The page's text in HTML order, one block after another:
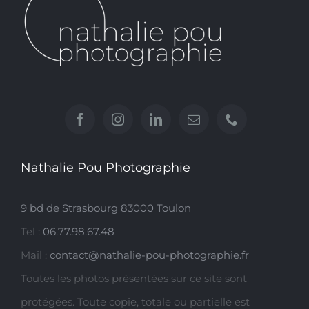
Nathalie Pou Photographie
9 bd de Strasbourg 83000 Toulon
Tel : 06.77.98.67.48
Mail : contact@nathalie-pou-photographie.fr
Toutes les photos présentées sur ce site sont
protégées. Toute copie, totale ou partielle est